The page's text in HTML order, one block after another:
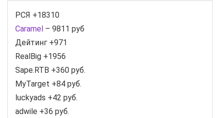
РСЯ +18310
Caramel – 9811 руб
Дейтинг +971
RealBig +1956
Sape.RTB +360 руб.
MyTarget +84 руб.
luckyads +42 руб.
adwile +36 руб.